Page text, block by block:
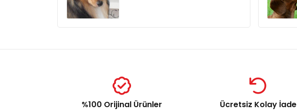
%100 Orijinal Ürünler Ücretsiz Kolay İade